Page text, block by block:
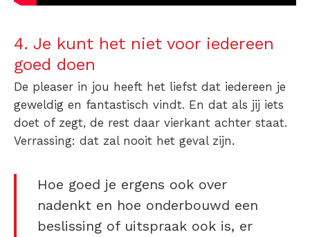
4. Je kunt het niet voor iedereen
goed doen
De pleaser in jou heeft het liefst dat iedereen je
geweldig en fantastisch vindt. En dat als jij iets
doet of zegt, de rest daar vierkant achter staat.
Verrassing: dat zal nooit het geval zijn.
Hoe goed je ergens ook over
nadenkt en hoe onderbouwd een
beslissing of uitspraak ook is, er